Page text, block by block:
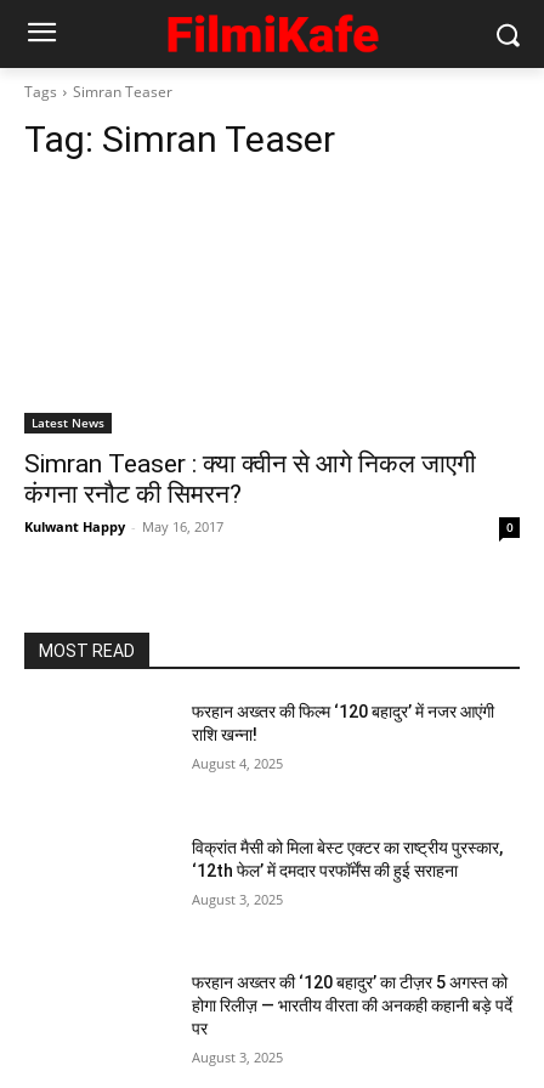
Tags Simran Teaser
Tag: Simran Teaser
Latest News
Simran Teaser : क्‍या क्‍वीन से आगे निकल जाएगी
कंगना रनौट की सिमरन?
Kulwant Happy - May 16, 2017 0
MOST READ
फरहान अख्तर की फिल्म ‘120 बहादुर’ में नजर आएंगी
राशि खन्ना!
August 4, 2025
विक्रांत मैसी को मिला बेस्ट एक्टर का राष्ट्रीय पुरस्कार,
‘12th फेल’ में दमदार परफॉर्मेंस की हुई सराहना
August 3, 2025
फरहान अख्तर की ‘120 बहादुर’ का टीज़र 5 अगस्त को
होगा रिलीज़ — भारतीय वीरता की अनकही कहानी बड़े पर्दे
पर
August 3, 2025